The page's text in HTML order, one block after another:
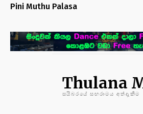
Pini Muthu Palasa
Thulana
සයිබරයේ සඟරාමය අත්දැකීම